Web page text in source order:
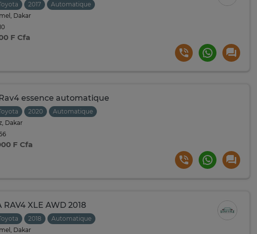
2017
Automatique
Dakar
F Cfa
essence automatique
2020
Automatique
Dakar
F Cfa
RAV4 XLE AWD 2018
2018
Automatique
Dakar